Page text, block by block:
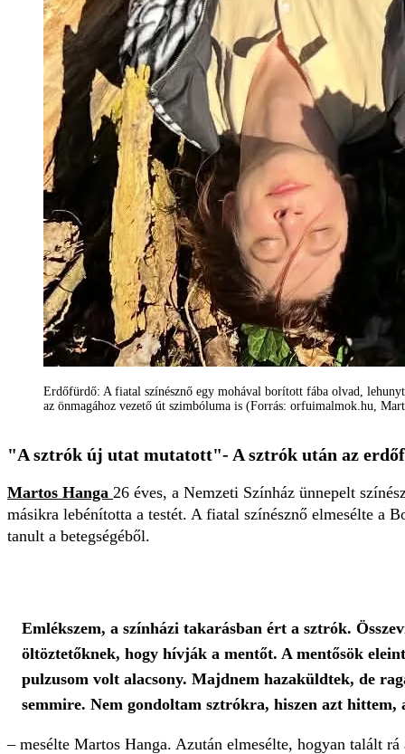
Erdőfürdő: A fiatal színésznő egy mohával borított fába olvad, lehunyt
az önmagához vezető út szimbóluma is (Forrás: orfuimalmok.hu,
"A sztrók új utat mutatott"- A sztrók után az
Martos Hanga 26 éves, a Nemzeti Színház ünnepelt
másikra lebénította a testét. A fiatal színésznő elmesélte a
tanult a betegségéből.
Emlékszem, a színházi takarásban ért a sztrók.
öltöztetőknek, hogy hívják a mentőt. A mentősök
pulzusom volt alacsony. Majdnem hazaküldtek, de
semmire. Nem gondoltam sztrókra, hiszen azt
– mesélte Martos Hanga. Azután elmesélte, hogyan talált